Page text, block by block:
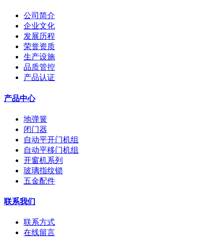
公司简介
企业文化
发展历程
荣誉资质
生产设施
品质管控
产品认证
产品中心
地弹簧
闭门器
自动平开门机组
自动平移门机组
开窗机系列
玻璃指纹锁
五金配件
联系我们
联系方式
在线留言